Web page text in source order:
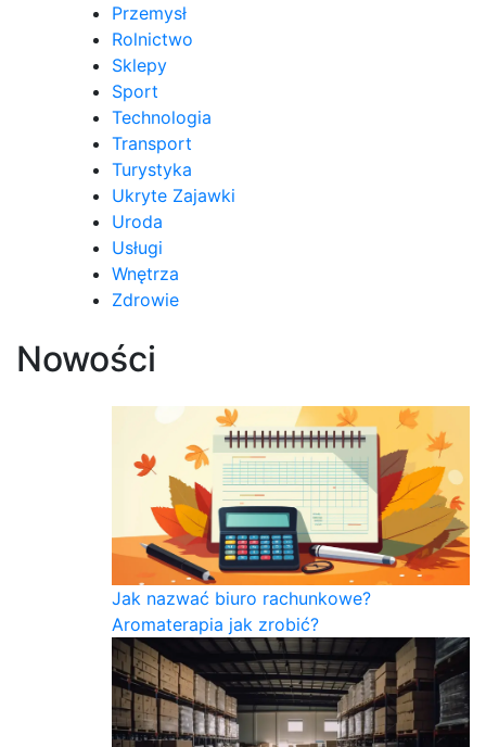
Przemysł
Rolnictwo
Sklepy
Sport
Technologia
Transport
Turystyka
Ukryte Zajawki
Uroda
Usługi
Wnętrza
Zdrowie
Nowości
Jak nazwać biuro rachunkowe?
Aromaterapia jak zrobić?